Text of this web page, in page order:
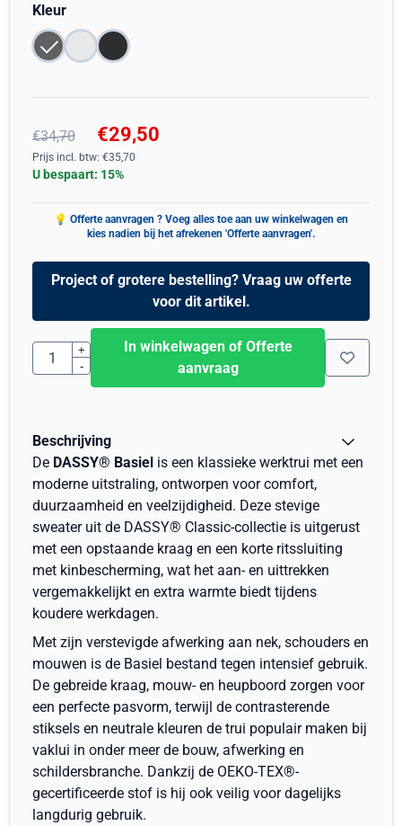
Maak een keuze voor
Kleur
€34,70 €29,50
Prijs incl. btw: €35,70
U bespaart: 15%
Project of grotere bestelling? Vraag uw offerte
voor dit artikel.
Aantal
+
-
In winkelwagen of Offerte
aanvraag
Beschrijving
De DASSY® Basiel is een klassieke werktrui met een
moderne uitstraling, ontworpen voor comfort,
duurzaamheid en veelzijdigheid. Deze stevige
sweater uit de DASSY® Classic-collectie is uitgerust
met een opstaande kraag en een korte ritssluiting
met kinbescherming, wat het aan- en uittrekken
vergemakkelijkt en extra warmte biedt tijdens
koudere werkdagen.
Met zijn verstevigde afwerking aan nek, schouders en
mouwen is de Basiel bestand tegen intensief gebruik.
De gebreide kraag, mouw- en heupboord zorgen voor
een perfecte pasvorm, terwijl de contrasterende
stiksels en neutrale kleuren de trui populair maken bij
vaklui in onder meer de bouw, afwerking en
schildersbranche. Dankzij de OEKO-TEX®-
gecertificeerde stof is hij ook veilig voor dagelijks
langdurig gebruik.